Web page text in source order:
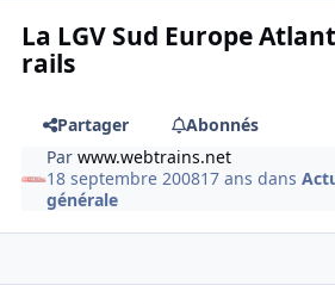
La LGV Sud Europe
rails
Partager
Abonnés
Parwww.webtrains.net
18 septembre 200817 ans dans
générale